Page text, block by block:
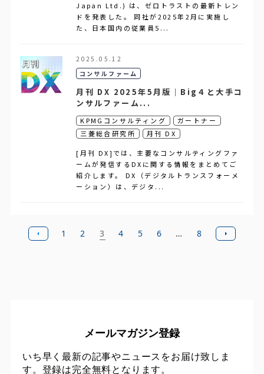
Japan Ltd.) は、ゼロトラストの最新トレン
ドを発表した。 同社が2025年2月に実施し
た、日本国内の従業員5...
2025.05.12
コンサルファーム
月刊 DX 2025年5月版｜Big４と大手コ
ンサルファーム...
KPMGコンサルティング
ガートナー
三菱総合研究所
月刊 DX
[月刊 DX]では、主要なコンサルティングファ
ームが発信するDXに関する情報をまとめてご
紹介します。 DX（デジタルトランスフォーメ
ーション）は、デジタ...
1 2 3 4 5 6 … 8
メールマガジン登録
いち早く最新の記事やニュースをお届け致しま
す。登録は完全無料となります。